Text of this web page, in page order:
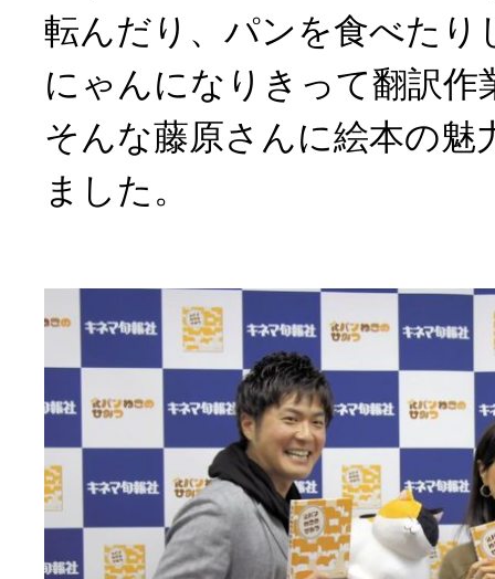
転んだり、パンを食べたり
にゃんになりきって翻訳作
そんな藤原さんに絵本の魅
ました。